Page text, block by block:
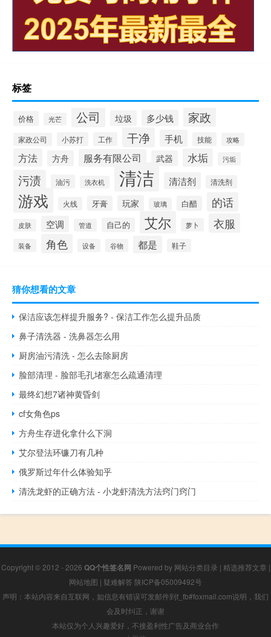
标签
价格 光芒 公司 垃圾 多少钱 家政
家政公司 小苏打 工作 干净 手机 技能 攻略
方法 方舟 服务有限公司 武器 水垢 污垢
污渍 油污 洗衣机 清洁 清洁剂 清洗剂
游戏 火线 牙膏 玩家 玻璃 白醋 的话
皮肤 空调 管道 自己的 艾尔 萝卜 衣服
装备 角色 设备 谷物 都是 鞋子
猜你想看的文章
保洁应该怎样提升服务? - 保洁工作怎么提升品质
鼻子清洗器 - 洗鼻器怎么用
厨房油污清洗 - 怎么去除厨房
脸部清理 - 脸部毛孔堵塞怎么疏通清理
最终幻想7诸神黄昏剑
cf女角色ps
方舟生存进化拿什么下洞
艾尔登法环镰刀有几种
俄罗斯过年什么体验知乎
清洗龙虾的正确方法 - 小龙虾清洗方法窍门窍门
Copyright © 2012 - 2026 QQ个性签名网 Powered by 网站分类目录 | 精选推荐文章 |
网站地图 | 疑难解答 陕ICP备05009492号
声明：本站内容来自互联网，如信息有错误可发邮件到f_fb#foxmail.com说明，我们
会及时纠正，谢谢
本站仅为个人兴趣爱好，不接盈利性广告及商业合作